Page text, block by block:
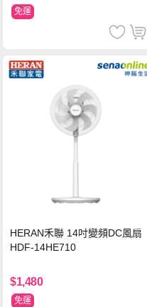
免運
HERAN禾聯 14吋變頻DC風扇
HDF-14HE710
$1,480
免運